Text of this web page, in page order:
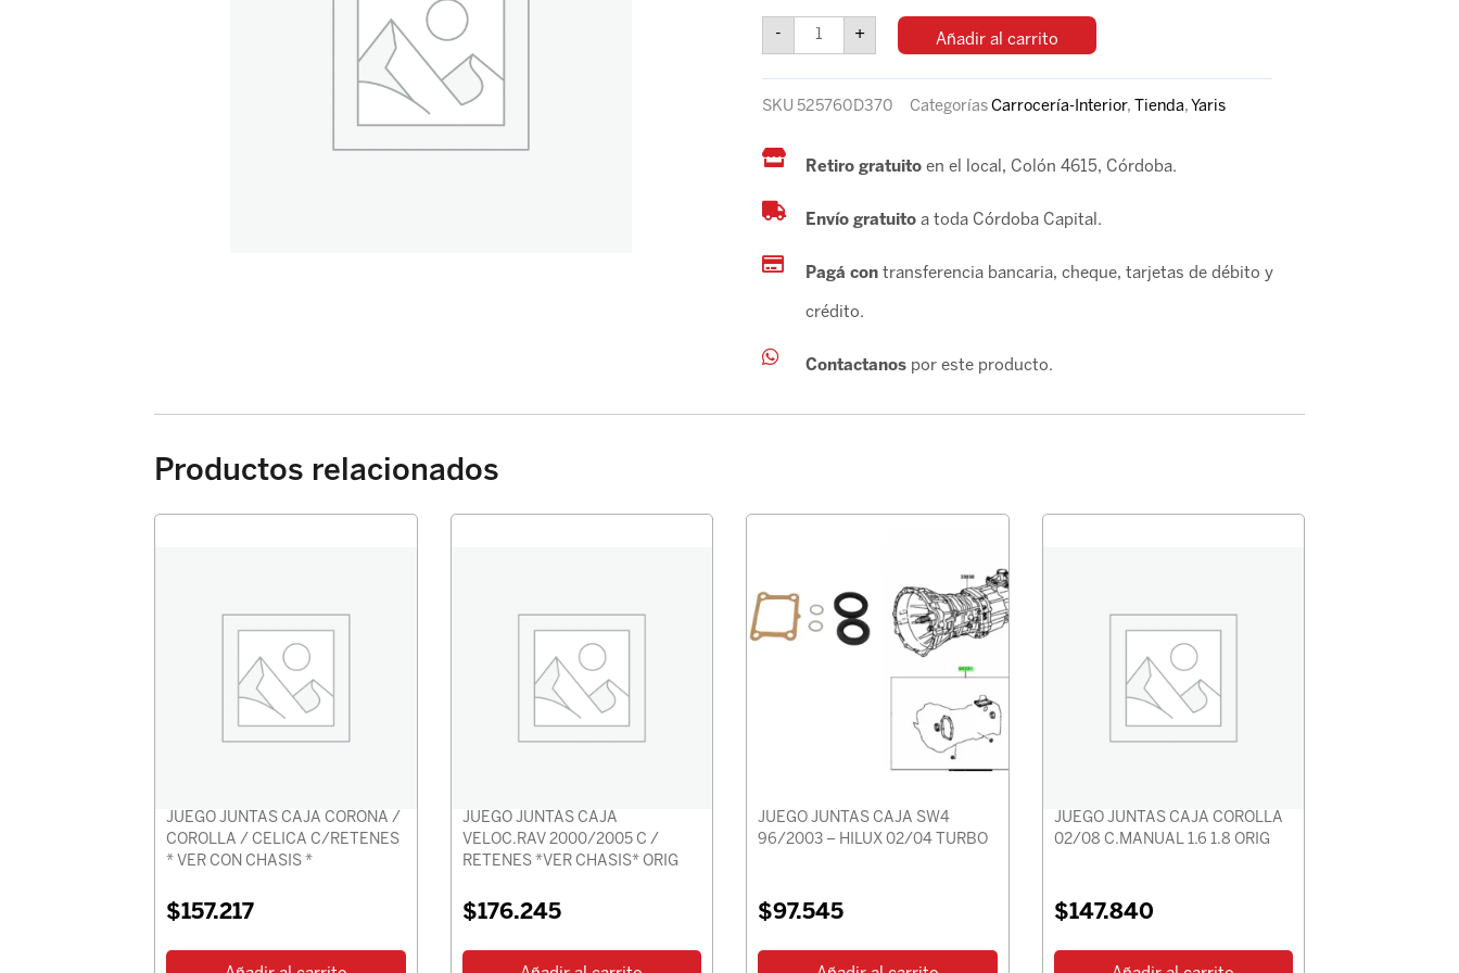
-
YARIS
2018-
PUERTAS
+ Añadir al carrito
SKU 525760D370 Categorías Carrocería-Interior, Tienda, Yaris
Retiro gratuito en el local, Colón 4615, Córdoba.
Envío gratuitoa toda Córdoba Capital.
Pagá contransferencia bancaria, cheque, tarjetas de débito y
crédito.
Contactanospor este producto.
Productos relacionados
JUEGO JUNTAS CAJA CORONA /
COROLLA / CELICA C/RETENES
* VER CON CHASIS *
$157.217
JUEGO JUNTAS CAJA
VELOC.RAV 2000/2005 C /
RETENES *VER CHASIS* ORIG
$176.245
JUEGO JUNTAS CAJA SW4
96/2003 – HILUX 02/04 TURBO
$97.545
JUEGO JUNTAS CAJA COROLLA
02/08 C.MANUAL 1.6 1.8 ORIG
$147.840